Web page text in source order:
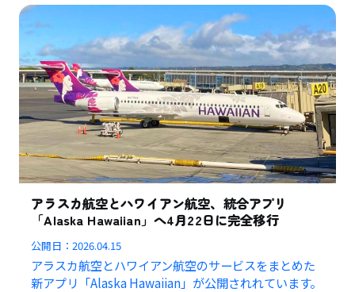
アラスカ航空とハワイアン航空、統合アプリ
「Alaska Hawaiian」へ4月22日に完全移行
公開日：2026.04.15
アラスカ航空とハワイアン航空のサービスをまとめた
新アプリ「Alaska Hawaiian」が公開されれています。